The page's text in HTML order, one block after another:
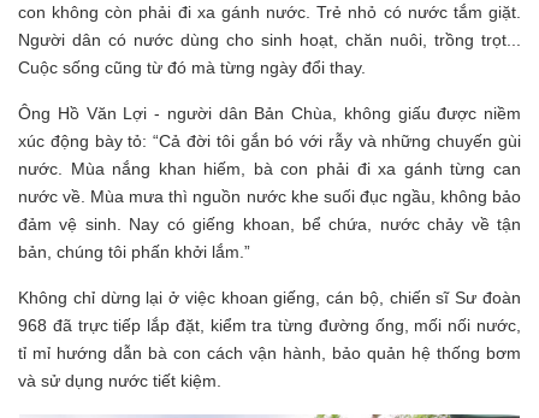
con không còn phải đi xa gánh nước. Trẻ nhỏ có nước tắm giặt.
Người dân có nước dùng cho sinh hoạt, chăn nuôi, trồng trọt...
Cuộc sống cũng từ đó mà từng ngày đổi thay.
Ông Hồ Văn Lợi - người dân Bản Chùa, không giấu được niềm
xúc động bày tỏ: “Cả đời tôi gắn bó với rẫy và những chuyến gùi
nước. Mùa nắng khan hiếm, bà con phải đi xa gánh từng can
nước về. Mùa mưa thì nguồn nước khe suối đục ngầu, không bảo
đảm vệ sinh. Nay có giếng khoan, bể chứa, nước chảy về tận
bản, chúng tôi phấn khởi lắm.”
Không chỉ dừng lại ở việc khoan giếng, cán bộ, chiến sĩ Sư đoàn
968 đã trực tiếp lắp đặt, kiểm tra từng đường ống, mối nối nước,
tỉ mỉ hướng dẫn bà con cách vận hành, bảo quản hệ thống bơm
và sử dụng nước tiết kiệm.